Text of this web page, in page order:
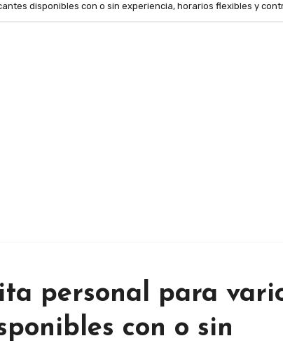
disponibles con o sin experiencia, horarios flexibles y
personal para
con o sin